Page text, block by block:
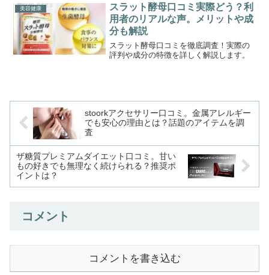
美容健康
スラット酵母口コミ実際どう？利
用者のリアルな声。メリットや成
分も解説
スラット酵母口コミを徹底調査！実際の
評判や成分の特徴を詳しく解説します。
stoorkアクセサリー口コミ。金属アレルギー
でも安心の理由とは？話題のアイテムを調
査
ザ糖質プレミアムダイエット口コミ。甘い
もの好きでも無理なく続けられる？推奨ポ
イントは？
コメント
コメントを書き込む